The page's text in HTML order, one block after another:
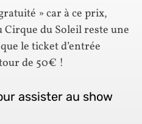
» car à ce prix,
Cirque du Soleil reste une
le ticket d’entrée
de 50€ !
assister au show